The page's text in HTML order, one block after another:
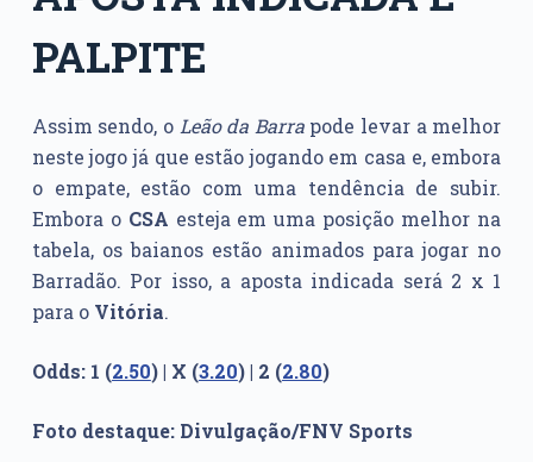
PALPITE
Assim sendo, o Leão da Barrapode levar a melhor
neste jogo já que estão jogando em casa e, embora
o empate, estão com uma tendência de subir.
Embora o CSA esteja em uma posição melhor na
tabela, os baianos estão animados para jogar no
Barradão. Por isso, a aposta indicada será 2 x 1
para o Vitória.
Odds: 1 (2.50) | X (3.20) | 2 (2.80)
Foto destaque: Divulgação/FNV Sports